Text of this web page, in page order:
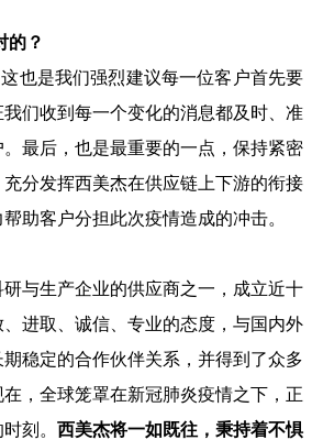
的？
也是我们强烈建议每一位客户首先要
们收到每一个变化的消息都及时、准
最后，也是最重要的一点，保持紧密
分发挥西美杰在供应链 上下游的衔接
助客户分担此次疫情造成的冲击。
与生产企业的供应商之一，成立近十
进取、诚信、专业的态度，与国内外
稳定的合作伙伴关系，并得到了众多
在，全球笼罩在新冠肺炎疫情之下，正
刻。 西美杰将一如既往 ， 秉持着不惧